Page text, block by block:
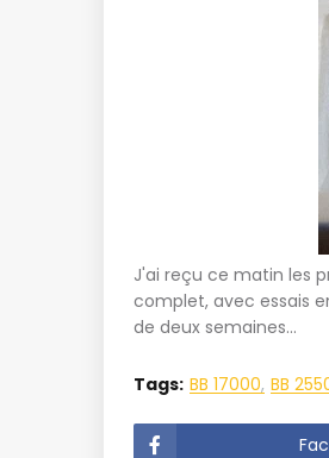
J'ai reçu ce matin les
complet, avec essais
de deux semaines...
Tags: BB 17000 BB